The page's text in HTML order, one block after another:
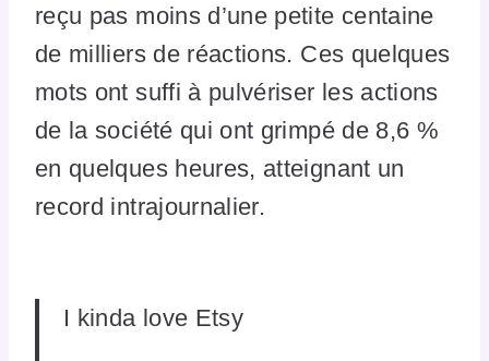
reçu pas moins d’une petite centaine
de milliers de réactions. Ces quelques
mots ont suffi à pulvériser les actions
de la société qui ont grimpé de 8,6 %
en quelques heures, atteignant un
record intrajournalier.
I kinda love Etsy